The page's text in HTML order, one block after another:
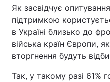
Як засвідчує
підтримкою
в Україні близько до
війська країн Європи,
вторгнення будуть
Так, у такому разі 61%